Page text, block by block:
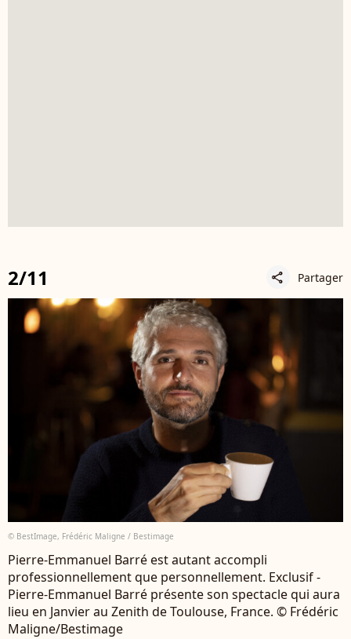
2/11 share Partager
© BestImage, Frédéric Maligne / Bestimage
Pierre-Emmanuel Barré est autant accompli
professionnellement que personnellement. Exclusif -
Pierre-Emmanuel Barré présente son spectacle qui aura
lieu en Janvier au Zenith de Toulouse, France. © Frédéric
Maligne/Bestimage